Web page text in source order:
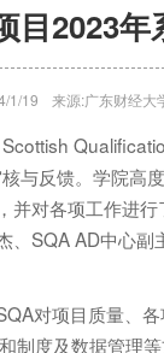
目2023
1/19 来源:广东财经大
与反馈。学院高
对各项工作进
SQA AD中心
对项目质量、
制度及数据管理